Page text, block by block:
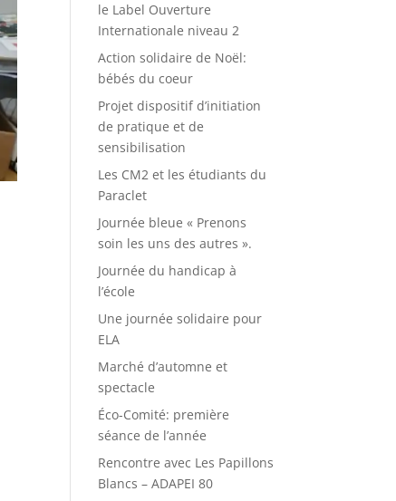
le Label Ouverture
Internationale niveau 2
Action solidaire de Noël:
bébés du coeur
Projet dispositif d’initiation
de pratique et de
sensibilisation
Les CM2 et les étudiants du
Paraclet
Journée bleue « Prenons
soin les uns des autres ».
Journée du handicap à
l’école
Une journée solidaire pour
ELA
Marché d’automne et
spectacle
Éco-Comité: première
séance de l’année
Rencontre avec Les Papillons
Blancs – ADAPEI 80